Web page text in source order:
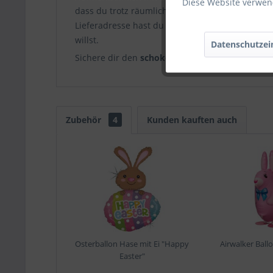
dass du trotz räumlicher Distanz an sie
Lieferadresse hast du außerdem die
willst.
Sichere dir den schokoladigen Osterballon
Zubehör 4 Kunden kauften auch
Osterballon Hase mit Ei "Happy
Easter"
Airwalker
Diese Website